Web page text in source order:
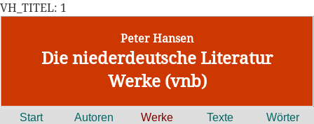
VH_TITEL: 1
Peter Hansen
Die niederdeutsche Literatur
Werke (vnb)
Start Autoren Werke Texte Wörter